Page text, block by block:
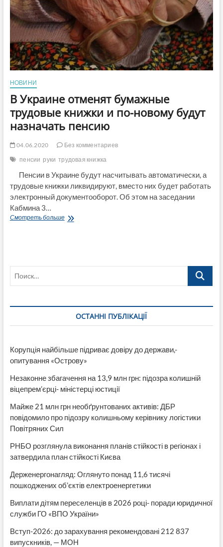
НОВИНИ
В Украине отменят бумажные
трудовые книжки и по-новому будут
назначать пенсию
04.06.2020
Без комментариев
пенсии руки трудовая книжка
Пенсии в Украине будут насчитывать автоматически, а
трудовые книжки ликвидируют, вместо них будет работать
электронный документооборот. Об этом на заседании
Кабмина 3…
Смотреть большеВ
назначать
пенсию
Поиск…
ОСТАННІ ПУБЛІКАЦІЇ
Корупція найбільше підриває довіру до держави,-
опитування «Острову»
Незаконне збагачення на 13,9 млн грн: підозра колишній
віцепрем’єрці- міністерці юстиції
Майже 21 млн грн необґрунтованих активів: ДБР
повідомило про підозру колишньому керівнику логістики
Повітряних Сил
РНБО розглянула виконання планів стійкості в регіонах і
затвердила план стійкості Києва
Держенергонагляд: Оглянуто понад 11,6 тисячі
пошкоджених об’єктів електроенергетики
Виплати дітям переселенців в 2026 році- поради юридичної
служби ГО «ВПО України»
Вступ-2026: до зарахування рекомендовані 212 837
випускників, — МОН